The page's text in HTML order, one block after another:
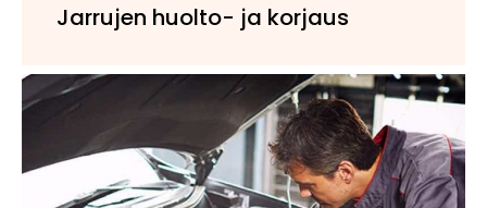
Jarrujen huolto- ja korjaus